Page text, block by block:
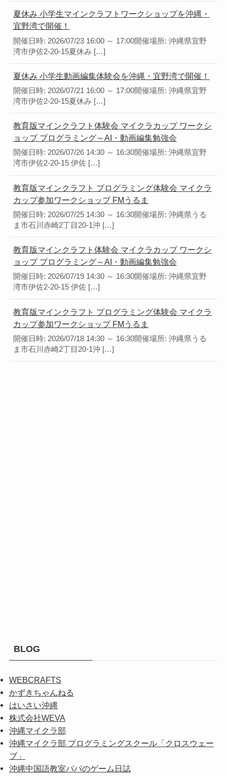
夏休み 小学生マインクラフトワークショップを沖縄・
宜野湾で開催！
開催日時: 2026/07/23 16:00 ～ 17:00開催場所: 沖縄県宜野
湾市伊佐2-20-15夏休み […]
夏休み 小学生動画編集体験会を沖縄・宜野湾で開催！
開催日時: 2026/07/21 16:00 ～ 17:00開催場所: 沖縄県宜野
湾市伊佐2-20-15夏休み […]
教育版マインクラフト体験会 マイクラカップ ワークシ
ョップ プログラミング～AI・動画編集勉強会
開催日時: 2026/07/26 14:30 ～ 16:30開催場所: 沖縄県宜野
湾市伊佐2-20-15 伊佐 […]
教育版マインクラフト プログラミング体験会 マイクラ
カップ参加ワークショップ FMうるま
開催日時: 2026/07/25 14:30 ～ 16:30開催場所: 沖縄県うる
ま市石川赤崎2丁目20-1沖 […]
教育版マインクラフト体験会 マイクラカップ ワークシ
ョップ プログラミング～AI・動画編集勉強会
開催日時: 2026/07/19 14:30 ～ 16:30開催場所: 沖縄県宜野
湾市伊佐2-20-15 伊佐 […]
教育版マインクラフト プログラミング体験会 マイクラ
カップ参加ワークショップ FMうるま
開催日時: 2026/07/18 14:30 ～ 16:30開催場所: 沖縄県うる
ま市石川赤崎2丁目20-1沖 […]
BLOG
WEBCRAFTS
かずきちゃんねる
はいさい沖縄
株式会社WEVA
沖縄マイクラ部
沖縄マイクラ部 プログラミングスクール「クロスウェー
ブ」
沖縄中国語教室パパのゲーム日誌